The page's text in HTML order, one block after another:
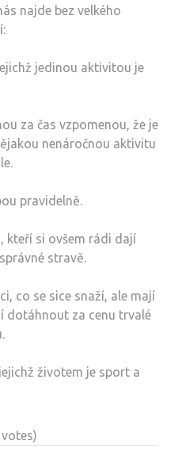
najde bez velkého
jedinou aktivitou je
za čas vzpomenou, že je
nenáročnou aktivitu
pravidelně.
si ovšem rádi dají
stravě.
co se sice snaží, ale mají
dotáhnout za cenu trvalé
životem je sport a